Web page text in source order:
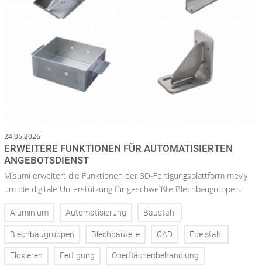
24.06.2026
ERWEITERE FUNKTIONEN FÜR AUTOMATISIERTEN
ANGEBOTSDIENST
Misumi erweitert die Funktionen der 3D-Fertigungsplattform meviy
um die digitale Unterstützung für geschweißte Blechbaugruppen.
Aluminium Automatisierung Baustahl
Blechbaugruppen Blechbauteile CAD Edelstahl
Eloxieren Fertigung Oberflächenbehandlung